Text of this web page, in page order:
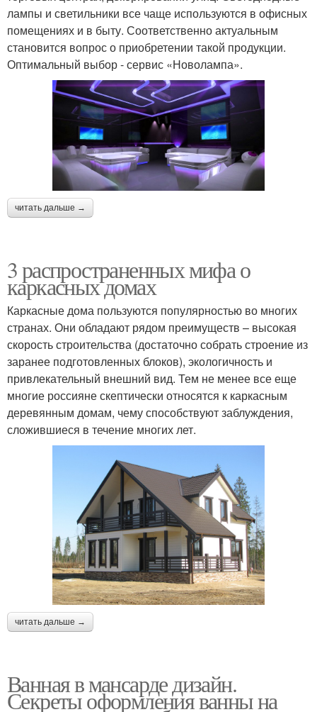
лампы и светильники все чаще используются в офисных
помещениях и в быту. Соответственно актуальным
становится вопрос о приобретении такой продукции.
Оптимальный выбор - сервис «Новолампа».
читать дальше →
3 распространенных мифа о
каркасных домах
Каркасные дома пользуются популярностью во многих
странах. Они обладают рядом преимуществ – высокая
скорость строительства (достаточно собрать строение из
заранее подготовленных блоков), экологичность и
привлекательный внешний вид. Тем не менее все еще
многие россияне скептически относятся к каркасным
деревянным домам, чему способствуют заблуждения,
сложившиеся в течение многих лет.
читать дальше →
Ванная в мансарде дизайн.
Секреты оформления ванны на